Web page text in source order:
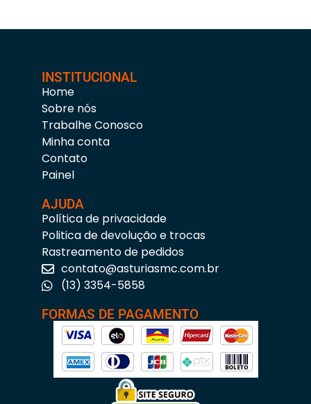
INSTITUCIONAL
Home
Sobre nós
Trabalhe Conosco
Minha conta
Contato
Painel
AJUDA
Política de privacidade
Politica de devolução e trocas
Rastreamento de pedidos
contato@asturiasmc.com.br
(13) 3354-5858
FORMAS DE PAGAMENTO